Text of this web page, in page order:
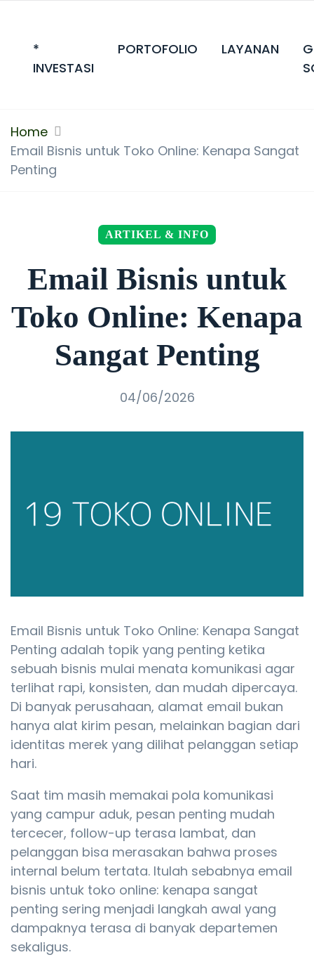
*
INVESTASI
PORTOFOLIO LAYANAN
Home
Email Bisnis untuk Toko Online: Kenapa Sangat
Penting
ARTIKEL & INFO
Email Bisnis untuk
Toko Online: Kenapa
Sangat Penting
04/06/2026
Email Bisnis untuk Toko Online: Kenapa Sangat
Penting adalah topik yang penting ketika
sebuah bisnis mulai menata komunikasi agar
terlihat rapi, konsisten, dan mudah dipercaya.
Di banyak perusahaan, alamat email bukan
hanya alat kirim pesan, melainkan bagian dari
identitas merek yang dilihat pelanggan setiap
hari.
Saat tim masih memakai pola komunikasi
yang campur aduk, pesan penting mudah
tercecer, follow-up terasa lambat, dan
pelanggan bisa merasakan bahwa proses
internal belum tertata. Itulah sebabnya email
bisnis untuk toko online: kenapa sangat
penting sering menjadi langkah awal yang
dampaknya terasa di banyak departemen
sekaligus.